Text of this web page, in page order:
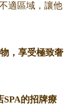
適區域，讓他
，享受極致奢
SPA的招牌療